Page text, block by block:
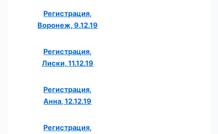
Регистрация,
Воронеж, 9.12.19
Регистрация,
Лиски, 11.12.19
Регистрация,
Анна, 12.12.19
Регистрация,